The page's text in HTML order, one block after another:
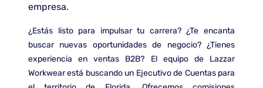
empresa.
¿Estás listo para impulsar tu carrera? ¿Te encanta
buscar nuevas oportunidades de negocio? ¿Tienes
experiencia en ventas B2B? El equipo de Lazzar
Workwear está buscando un Ejecutivo de Cuentas para